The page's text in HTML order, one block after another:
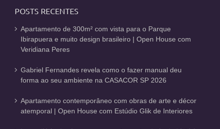
POSTS RECENTES
Apartamento de 300m² com vista para o Parque
Ibirapuera e muito design brasileiro | Open House com
Veridiana Peres
Gabriel Fernandes revela como o fazer manual deu
forma ao seu ambiente na CASACOR SP 2026
Apartamento contemporâneo com obras de arte e décor
atemporal | Open House com Estúdio Glik de Interiores